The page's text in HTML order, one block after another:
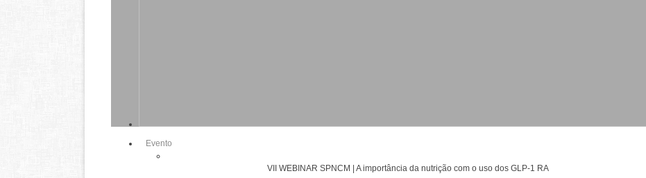
Evento
VII WEBINAR SPNCM | A importância da nutrição com o uso dos GLP-1 RA